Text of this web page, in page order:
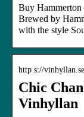
Buy Hammerton
Brewed by
with the style
http s://
Chic
Vinhyllan